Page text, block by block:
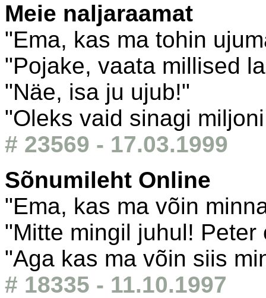
Meie naljaraamat
"Ema, kas ma tohin
"Pojake, vaata millised
"Näe, isa ju ujub!"
"Oleks vaid sinagi
# 23569 - 17.03.1999
Sõnumileht Online
"Ema, kas ma võin
"Mitte mingil juhul!
"Aga kas ma võin siis
# 18335 - 11.10.1997